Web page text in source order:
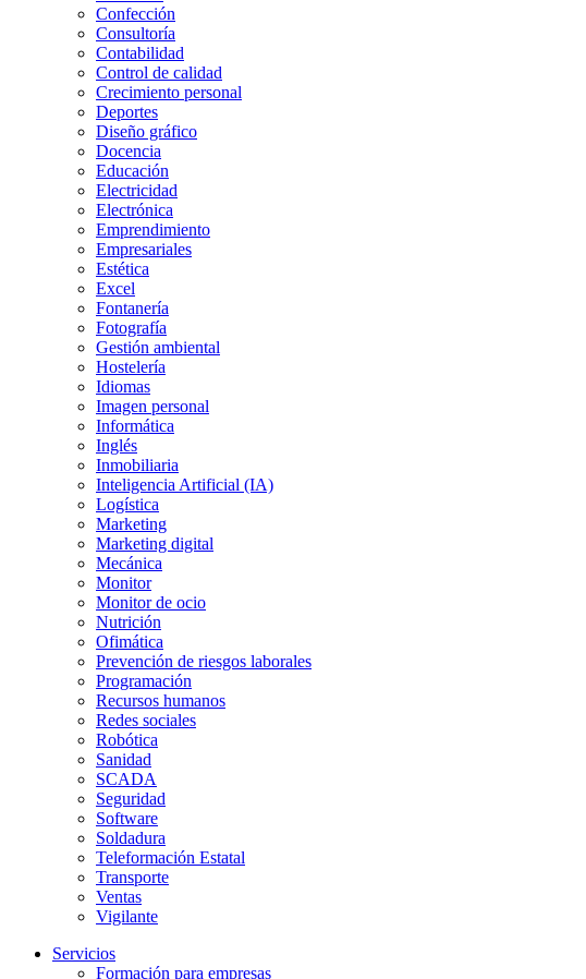
Confección
Consultoría
Contabilidad
Control de calidad
Crecimiento personal
Deportes
Diseño gráfico
Docencia
Educación
Electricidad
Electrónica
Emprendimiento
Empresariales
Estética
Excel
Fontanería
Fotografía
Gestión ambiental
Hostelería
Idiomas
Imagen personal
Informática
Inglés
Inmobiliaria
Inteligencia Artificial (IA)
Logística
Marketing
Marketing digital
Mecánica
Monitor
Monitor de ocio
Nutrición
Ofimática
Prevención de riesgos laborales
Programación
Recursos humanos
Redes sociales
Robótica
Sanidad
SCADA
Seguridad
Software
Soldadura
Teleformación Estatal
Transporte
Ventas
Vigilante
Servicios
Formación para empresas